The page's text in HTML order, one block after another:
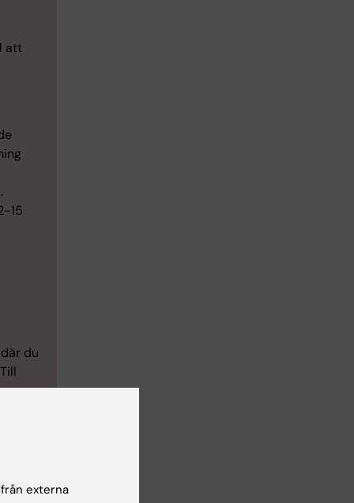
att
15
du
externa